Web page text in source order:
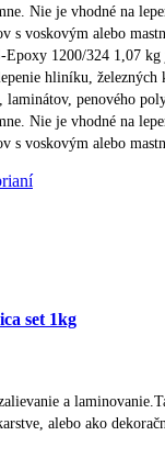
Nie je vhodné na
s voskovým alebo
Epoxy 1200/324 1,07
hliníku, železných
laminátov, penového
Nie je vhodné na
s voskovým alebo
set 1kg
a
alebo ako